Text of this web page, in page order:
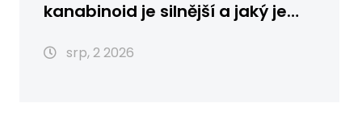
kanabinoid je silnější a jaký je
srp, 2 2026